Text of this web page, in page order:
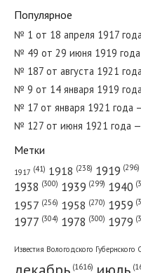
№ 209 от октября 1943
№ 101 от декабря 1930
Популярное
№ 1 от 18 апреля 1917
№ 49 от 29 июня 1919
№ 187 от августа 1921
№ 9 от 14 января 1919
№ 17 от января 1921 года
№ 127 от июня 1921 года
Метки
1917 (41) 1918 (238) 1919 (296)
1938 (300) 1939 (299) 1940
1957 (256) 1958 (270) 1959
1977 (304) 1978 (300) 1979
Известия Вологодского
(1616)